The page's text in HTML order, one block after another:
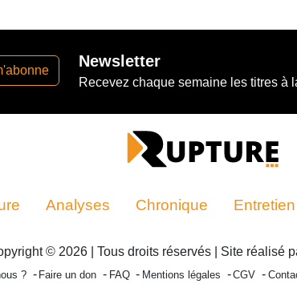
Newsletter
Recevez chaque semaine les titres à
Analyses Chronique Entretien
© 2026 | Tous droits réservés | Site réalisé
? Faire un don FAQ Mentions légales CGV